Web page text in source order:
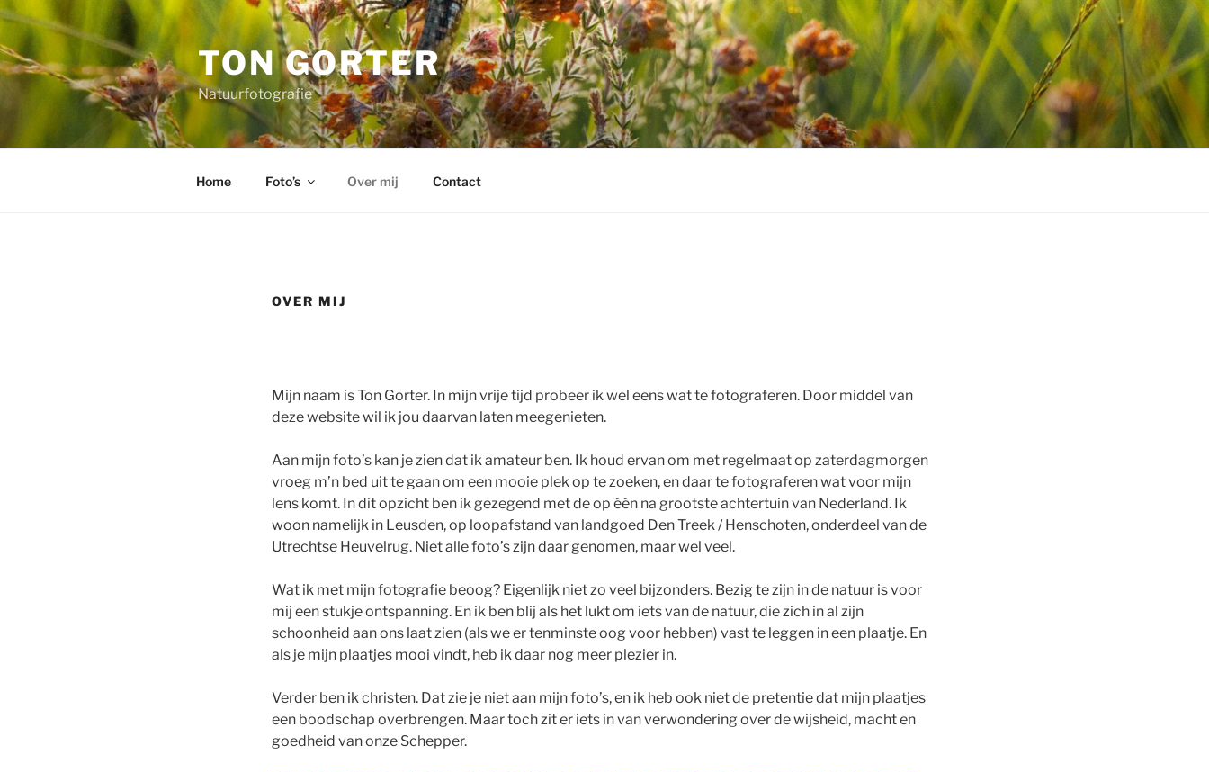
Ga
naar
de
inhoud
TON GORTER
Natuurfotografie
Home Foto’s Over mij Contact
OVER MIJ
Mijn naam is Ton Gorter. In mijn vrije tijd probeer ik wel eens wat te fotograferen. Door middel van
deze website wil ik jou daarvan laten meegenieten.
Aan mijn foto’s kan je zien dat ik amateur ben. Ik houd ervan om met regelmaat op zaterdagmorgen
vroeg m’n bed uit te gaan om een mooie plek op te zoeken, en daar te fotograferen wat voor mijn
lens komt. In dit opzicht ben ik gezegend met de op één na grootste achtertuin van Nederland. Ik
woon namelijk in Leusden, op loopafstand van landgoed Den Treek / Henschoten, onderdeel van de
Utrechtse Heuvelrug. Niet alle foto’s zijn daar genomen, maar wel veel.
Wat ik met mijn fotografie beoog? Eigenlijk niet zo veel bijzonders. Bezig te zijn in de natuur is voor
mij een stukje ontspanning. En ik ben blij als het lukt om iets van de natuur, die zich in al zijn
schoonheid aan ons laat zien (als we er tenminste oog voor hebben) vast te leggen in een plaatje. En
als je mijn plaatjes mooi vindt, heb ik daar nog meer plezier in.
Verder ben ik christen. Dat zie je niet aan mijn foto’s, en ik heb ook niet de pretentie dat mijn plaatjes
een boodschap overbrengen. Maar toch zit er iets in van verwondering over de wijsheid, macht en
goedheid van onze Schepper.